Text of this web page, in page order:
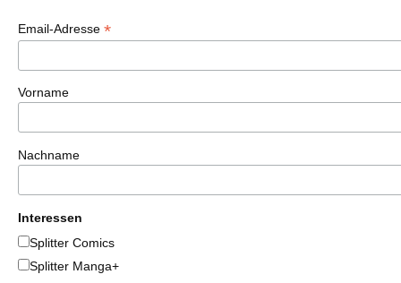
Email-Adresse *
Vorname
Nachname
Interessen
Splitter Comics
Splitter Manga+